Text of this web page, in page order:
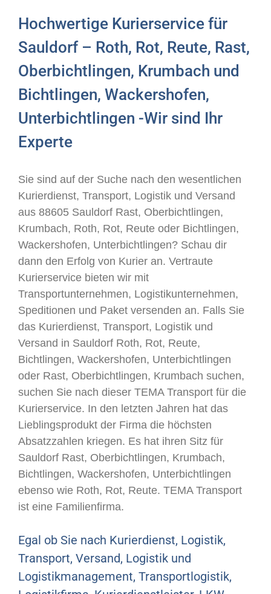
Hochwertige Kurierservice für
Sauldorf – Roth, Rot, Reute, Rast,
Oberbichtlingen, Krumbach und
Bichtlingen, Wackershofen,
Unterbichtlingen -Wir sind Ihr
Experte
Sie sind auf der Suche nach den wesentlichen
Kurierdienst, Transport, Logistik und Versand
aus 88605 Sauldorf Rast, Oberbichtlingen,
Krumbach, Roth, Rot, Reute oder Bichtlingen,
Wackershofen, Unterbichtlingen? Schau dir
dann den Erfolg von Kurier an. Vertraute
Kurierservice bieten wir mit
Transportunternehmen, Logistikunternehmen,
Speditionen und Paket versenden an. Falls Sie
das Kurierdienst, Transport, Logistik und
Versand in Sauldorf Roth, Rot, Reute,
Bichtlingen, Wackershofen, Unterbichtlingen
oder Rast, Oberbichtlingen, Krumbach suchen,
suchen Sie nach dieser TEMA Transport für die
Kurierservice. In den letzten Jahren hat das
Lieblingsprodukt der Firma die höchsten
Absatzzahlen kriegen. Es hat ihren Sitz für
Sauldorf Rast, Oberbichtlingen, Krumbach,
Bichtlingen, Wackershofen, Unterbichtlingen
ebenso wie Roth, Rot, Reute. TEMA Transport
ist eine Familienfirma.
Egal ob Sie nach Kurierdienst, Logistik,
Transport, Versand, Logistik und
Logistikmanagement, Transportlogistik,